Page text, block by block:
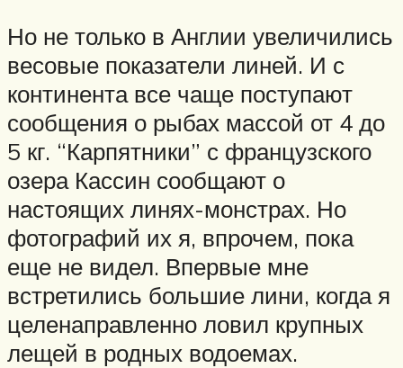
Но не только в Англии увеличились
весовые показатели линей. И с
континента все чаще поступают
сообщения о рыбах массой от 4 до
5 кг. “Карпятники” с французского
озера Кассин сообщают о
настоящих линях-монстрах. Но
фотографий их я, впрочем, пока
еще не видел. Впервые мне
встретились большие лини, когда я
целенаправленно ловил крупных
лещей в родных водоемах.